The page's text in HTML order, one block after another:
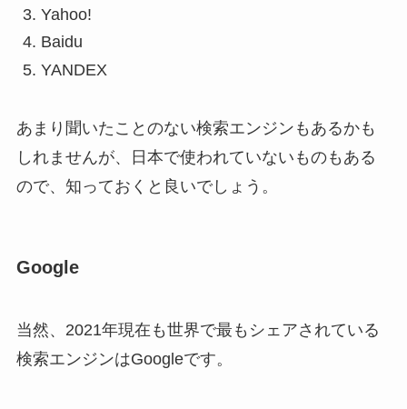
Yahoo!
Baidu
YANDEX
あまり聞いたことのない検索エンジンもあるかも
しれませんが、日本で使われていないものもある
ので、知っておくと良いでしょう。
Google
当然、2021年現在も世界で最もシェアされている
検索エンジンはGoogleです。